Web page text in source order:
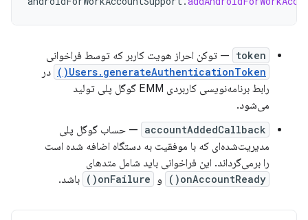
token — توکن احراز هویت کاربر که توسط فراخوانی
Users.generateAuthenticationToken()
در
رابط برنامه‌نویسی کاربردی EMM گوگل پلی تولید
می‌شود.
accountAddedCallback — حساب گوگل پلی
مدیریت‌شده‌ای که با موفقیت به دستگاه اضافه شده است
را برمی‌گرداند. این فراخوانی باید شامل متدهای
onAccountReady() و onFailure() باشد.